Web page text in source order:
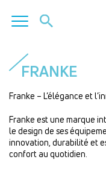
contenu
principal
FRANKE
Franke – L’élégance et
Franke est une marque
le design de ses
innovation, durabilité et
confort au quotidien.